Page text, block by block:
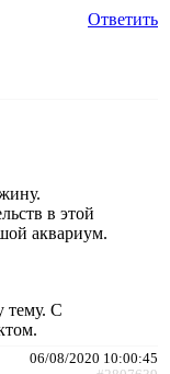
Ответить
в этой
аквариум.
тему. С
06/08/2020 10:00:45